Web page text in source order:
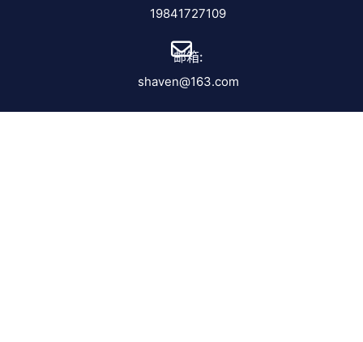
19841727109
邮箱:
shaven@163.com